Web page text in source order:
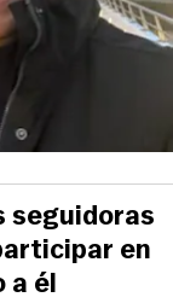
seguidoras
en
a él